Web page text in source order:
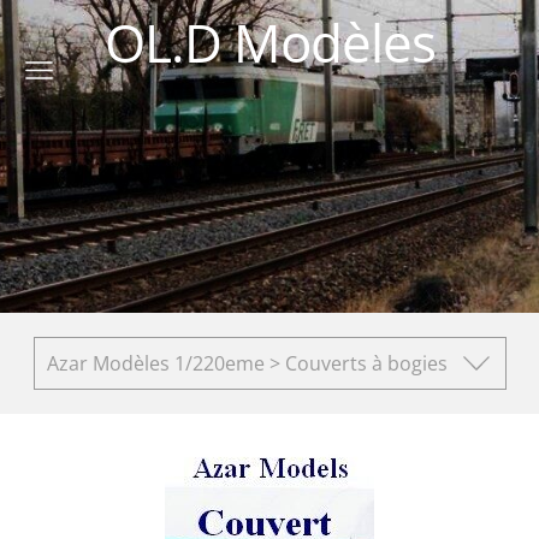
OL.D Modèles
Azar Modèles 1/220eme > Couverts à bogies